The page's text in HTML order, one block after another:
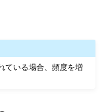
ている場合、頻度を増